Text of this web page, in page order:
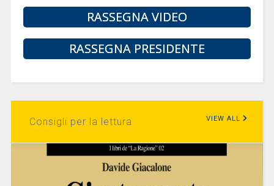
RASSEGNA VIDEO
RASSEGNA PRESIDENTE
Consigli per la lettura VIEW ALL